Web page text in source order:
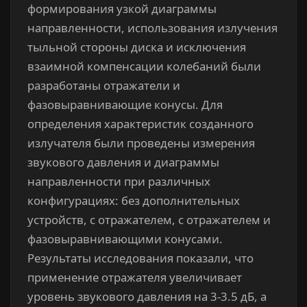
формирования узкой диаграммы
направленности, использования излучения
тыльной стороны диска и исключения
взаимной компенсации колебаний были
разработаны отражатели и
фазовыравнивающие конусы. Для
определения характеристик созданного
излучателя были проведены измерения
звукового давления и диаграммы
направленности при различных
конфигурациях: без дополнительных
устройств, с отражателем, с отражателем и
фазовыравнивающими конусами.
Результаты исследования показали, что
применение отражателя увеличивает
уровень звукового давления на 3-3.5 дБ, а